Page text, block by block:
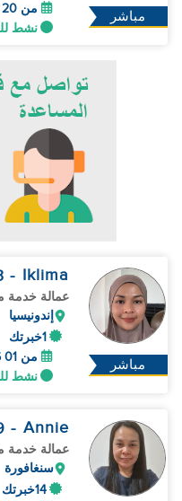
مباشر
من 20 Aug 2026 | دوام كامل
نشط
مباشر
Iklima
- 33
عمالة خدمة
إندونيسيا
1خبرتك
من 01 Sep 2026 | دوام كامل
نشط
Annie
- 39
عمالة خدمة
سنغافورة
14خبرتك